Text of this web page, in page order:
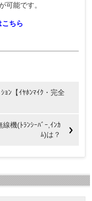
可能です。
こちら
ｮﾝ【ｲﾔﾎﾝﾏｲｸ・完全
機(ﾄﾗﾝｼｰﾊﾞｰ,ｲﾝｶ
ﾑ)は？